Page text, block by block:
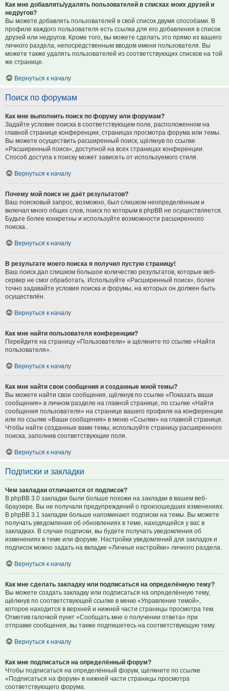
Как мне добавлять/удалять пользователей в списках моих друзей и
недругов?
Вы можете добавлять пользователей в свой список двумя способами. В
профиле каждого пользователя есть ссылка для его добавления в список
друзей или недругов. Кроме того, вы можете сделать это прямо из вашего
личного раздела, непосредственным вводом имени пользователя. Вы
можете также удалять пользователей из соответствующих списков на той
же странице.
Вернуться к началу
Поиск по форумам
Как мне выполнить поиск по форуму или форумам?
Задайте условие поиска в соответствующем поле, расположенном на
главной странице конференции, страницах просмотра форума или темы.
Вы можете осуществить расширенный поиск, щёлкнув по ссылке
«Расширенный поиск», доступной на всех страницах конференции.
Способ доступа к поиску может зависеть от используемого стиля.
Вернуться к началу
Почему мой поиск не даёт результатов?
Ваш поисковый запрос, возможно, был слишком неопределённым и
включал много общих слов, поиск по которым в phpBB не осуществляется.
Будьте более конкретны и используйте возможности расширенного
поиска.
Вернуться к началу
В результате моего поиска я получил пустую страницу!
Ваш поиск дал слишком большое количество результатов, которые веб-
сервер не смог обработать. Используйте «Расширенный поиск», более
точно задавайте условия поиска и форумы, на которых он должен быть
осуществлён.
Вернуться к началу
Как мне найти пользователя конференции?
Перейдите на страницу «Пользователи» и щёлкните по ссылке «Найти
пользователя».
Вернуться к началу
Как мне найти свои сообщения и созданные мной темы?
Вы можете найти свои сообщения, щёлкнув по ссылке «Показать ваши
сообщения» в личном разделе на главной странице, по ссылке «Найти
сообщения пользователя» на странице вашего профиля на конференции
или по ссылке «Ваши сообщения» в меню «Ссылки» на главной странице.
Чтобы найти созданные вами темы, используйте страницу расширенного
поиска, заполнив соответствующие поля.
Вернуться к началу
Подписки и закладки
Чем закладки отличаются от подписок?
В phpBB 3.0 закладки были больше похожи на закладки в вашем веб-
браузере. Вы не получали предупреждений о произошедших изменениях.
В phpBB 3.1 закладки больше напоминают подписки на темы. Вы можете
получать уведомления об обновлениях в теме, находящейся у вас в
закладках. В случае подписки, вы будете получать уведомления об
изменениях в теме или форуме. Настройки уведомлений для закладок и
подписок можно задать на вкладке «Личные настройки» личного раздела.
Вернуться к началу
Как мне сделать закладку или подписаться на определённую тему?
Вы можете создать закладку или подписаться на определённую тему,
щёлкнув по соответствующей ссылке в меню «Управление темой»,
которое находится в верхней и нижней части страницы просмотра тем.
Отметив галочкой пункт «Сообщать мне о получении ответа» при
отправке сообщения, вы также подпишетесь на соответствующую тему.
Вернуться к началу
Как мне подписаться на определённый форум?
Чтобы подписаться на определённый форум, щёлкните по ссылке
«Подписаться на форум» в нижней части страницы просмотра
соответствующего форума.